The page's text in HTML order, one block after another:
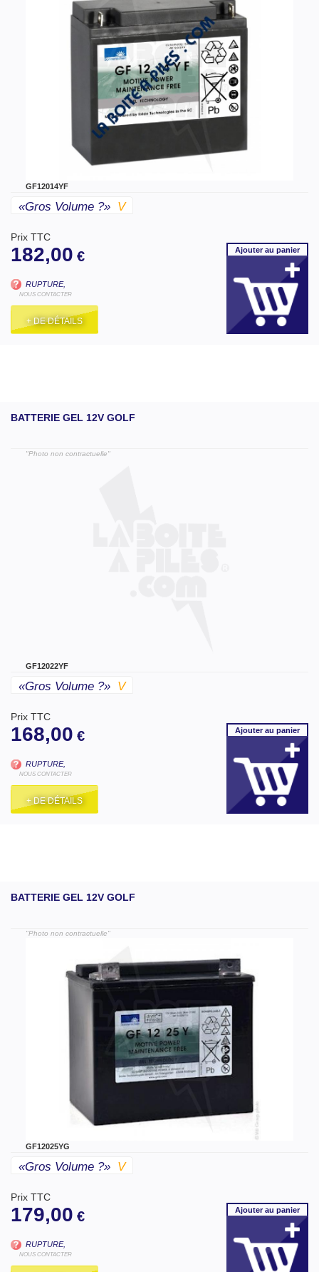
GF12014YF
«gros Volume ?» V
Prix TTC
182,00 €
RUPTURE,
NOUS CONTACTER
+ DE DÉTAILS
Ajouterau panier
BATTERIE GEL 12V GOLF
"Photo non contractuelle"
GF12022YF
«gros Volume ?» V
Prix TTC
168,00 €
RUPTURE,
NOUS CONTACTER
+ DE DÉTAILS
Ajouterau panier
BATTERIE GEL 12V GOLF
"Photo non contractuelle"
GF12025YG
«gros Volume ?» V
Prix TTC
179,00 €
RUPTURE,
NOUS CONTACTER
Ajouterau panier